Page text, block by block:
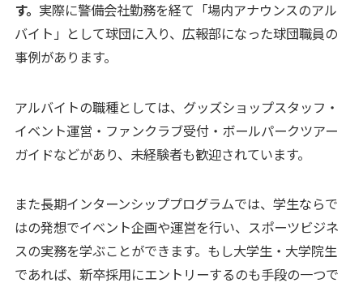
す。 実際に警備会社勤務を経て「場内アナウンスのアル
バイト」として球団に入り、広報部になった球団職員の
事例があります。
アルバイトの職種としては、グッズショップスタッフ・
イベント運営・ファンクラブ受付・ボールパークツアー
ガイドなどがあり、未経験者も歓迎されています。
また長期インターンシッププログラムでは、学生ならで
はの発想でイベント企画や運営を行い、スポーツビジネ
スの実務を学ぶことができます。もし大学生・大学院生
であれば、新卒採用にエントリーするのも手段の一つで